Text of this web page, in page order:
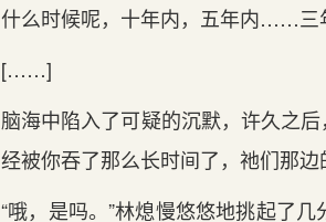
什么时候呢，十年内，五年内……三
[……]
脑海中陷入了可疑的沉默，许久之
经被你吞了那么长时间‌了，祂们那
“哦，是吗。”林熄慢悠悠地挑起了